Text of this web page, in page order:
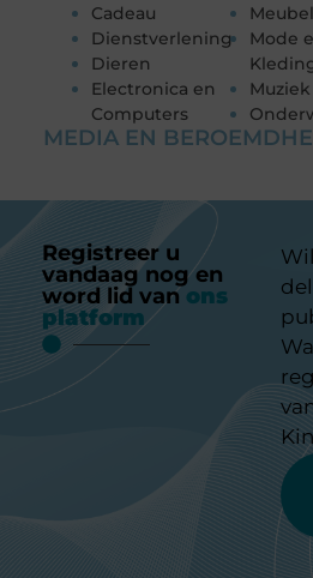
Cadeau
Dienstverlening
Dieren
Electronica en
Computers
Mode
Muziek
MEDIA EN
Registreer u
vandaag nog en
word lid van ons
platform